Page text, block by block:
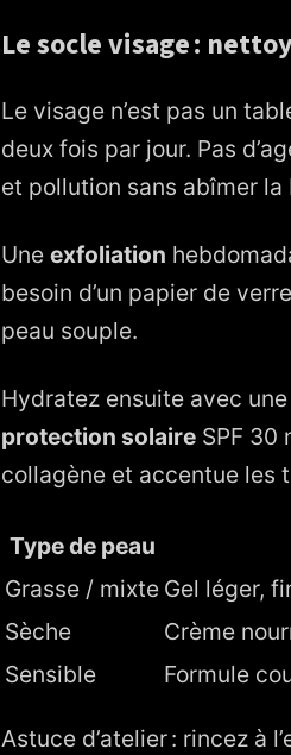
Le socle visage :
Le visage n’est pas un
deux fois par jour. Pas
et pollution sans abîmer
Une exfoliation
besoin d’un papier de
peau souple.
Hydratez ensuite avec
protection solaire SPF 30
collagène et accentue les
Type de peau
Grasse / mixte Gel léger,
Sèche
Crème
Sensible
Formule
Astuce d’atelier : rincez à